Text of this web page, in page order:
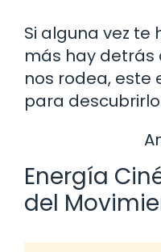
Si alguna vez
más hay detrás
nos rodea, este
para
Energía
del